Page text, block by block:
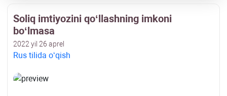
Soliq imtiyozini qoʻllashning imkoni
boʻlmasa
2022 yil 26 aprel
Rus tilida oʻqish